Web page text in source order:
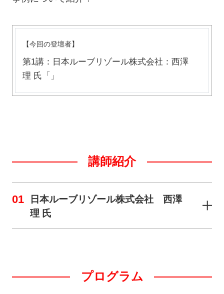
【今回の登壇者】
第1講：日本ルーブリゾール株式会社：西澤
理 氏「」
講師紹介
01
日本ルーブリゾール株式会社 西澤
理 氏
プログラム